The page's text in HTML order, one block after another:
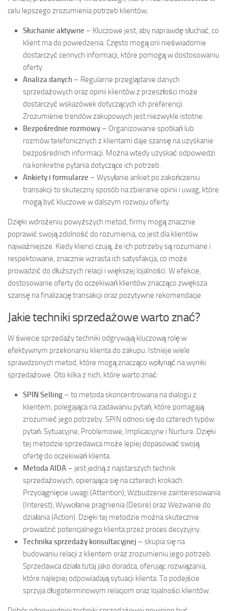
celu lepszego zrozumienia potrzeb klientów:
Słuchanie aktywne – Kluczowe jest, aby naprawdę słuchać, co
klient ma do powiedzenia. Często mogą oni nieświadomie
dostarczyć cennych informacji, które pomogą w dostosowaniu
oferty.
Analiza danych – Regularne przeglądanie danych
sprzedażowych oraz opinii klientów z przeszłości może
dostarczyć wskazówek dotyczących ich preferencji.
Zrozumienie trendów zakupowych jest niezwykle istotne.
Bezpośrednie rozmowy – Organizowanie spotkań lub
rozmów telefonicznych z klientami daje szansę na uzyskanie
bezpośrednich informacji. Można wtedy uzyskać odpowiedzi
na konkretne pytania dotyczące ich potrzeb.
Ankiety i formularze – Wysyłanie ankiet po zakończeniu
transakcji to skuteczny sposób na zbieranie opinii i uwag, które
mogą być kluczowe w dalszym rozwoju oferty.
Dzięki wdrożeniu powyższych metod, firmy mogą znacznie
poprawić swoją zdolność do rozumienia, co jest dla klientów
najważniejsze. Kiedy klienci czują, że ich potrzeby są rozumiane i
respektowane, znacznie wzrasta ich satysfakcja, co może
prowadzić do dłuższych relacji i większej lojalności. W efekcie,
dostosowanie oferty do oczekiwań klientów znacząco zwiększa
szansę na finalizację transakcji oraz pozytywne rekomendacje.
Jakie techniki sprzedażowe warto znać?
W świecie sprzedaży techniki odgrywają kluczową rolę w
efektywnym przekonaniu klienta do zakupu. Istnieje wiele
sprawdzonych metod, które mogą znacząco wpłynąć na wyniki
sprzedażowe. Oto kilka z nich, które warto znać:
SPIN Selling – to metoda skoncentrowana na dialogu z
klientem, polegająca na zadawaniu pytań, które pomagają
zrozumieć jego potrzeby. SPIN odnosi się do czterech typów
pytań: Sytuacyjne, Problemowe, Implicacyjne i Nurture. Dzięki
tej metodzie sprzedawca może lepiej dopasować swoją
ofertę do oczekiwań klienta.
Metoda AIDA – jest jedną z najstarszych technik
sprzedażowych, opierająca się na czterech krokach:
Przyciągnięcie uwagi (Attention), Wzbudzenie zainteresowania
(Interest), Wywołanie pragnienia (Desire) oraz Wezwanie do
działania (Action). Dzięki tej metodzie można skutecznie
prowadzić potencjalnego klienta przez proces decyzyjny.
Technika sprzedaży konsultacyjnej – skupia się na
budowaniu relacji z klientem oraz zrozumieniu jego potrzeb.
Sprzedawca działa tutaj jako doradca, oferując rozwiązania,
które najlepiej odpowiadają sytuacji klienta. To podejście
sprzyja długoterminowym relacjom oraz lojalności klientów.